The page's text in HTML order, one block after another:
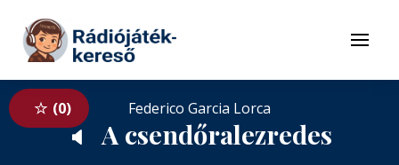
Tovább a tartalomhoz
Menü
0 Federico Garcia Lorca
🔈 A csendőralezredes